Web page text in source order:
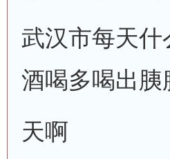
武汉市每天
酒喝多喝出
天啊